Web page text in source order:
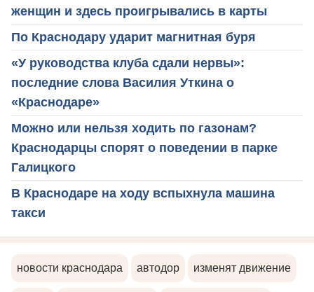
женщин и здесь проигрывались в карты
По Краснодару ударит магнитная буря
«У руководства клуба сдали нервы»:
последние слова Василия Уткина о
«Краснодаре»
Можно или нельзя ходить по газонам?
Краснодарцы спорят о поведении в парке
Галицкого
В Краснодаре на ходу вспыхнула машина
такси
новости краснодара автодор изменят движение